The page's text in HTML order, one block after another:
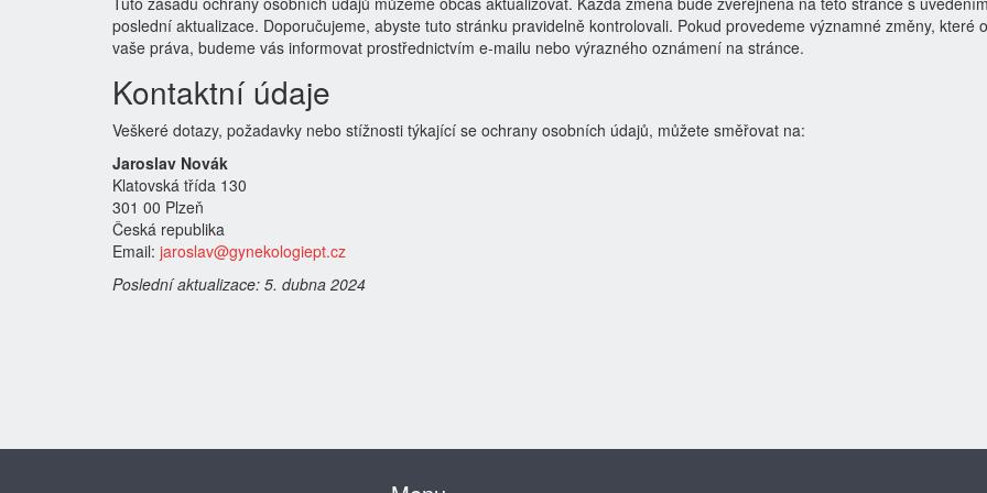
poslední aktualizace. Doporučujeme, abyste tuto stránku pravidelně kontrolovali. Pokud provedeme významné změny, které
vaše práva, budeme vás informovat prostřednictvím e-mailu nebo výrazného oznámení na stránce.
Kontaktní údaje
Veškeré dotazy, požadavky nebo stížnosti týkající se ochrany osobních údajů, můžete směřovat na:
Jaroslav Novák
Klatovská třída 130
301 00 Plzeň
Česká republika
Email: jaroslav@gynekologiept.cz
Poslední aktualizace: 5. dubna 2024